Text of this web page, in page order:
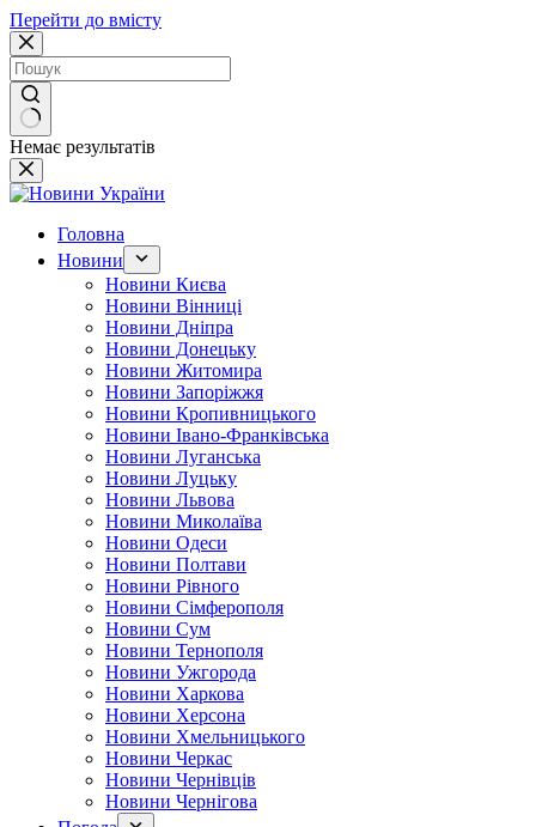
Перейти до вмісту
Немає результатів
Головна
Новини
Новини Києва
Новини Вінниці
Новини Дніпра
Новини Донецьку
Новини Житомира
Новини Запоріжжя
Новини Кропивницького
Новини Івано-Франківська
Новини Луганська
Новини Луцьку
Новини Львова
Новини Миколаїва
Новини Одеси
Новини Полтави
Новини Рівного
Новини Сімферополя
Новини Сум
Новини Тернополя
Новини Ужгорода
Новини Харкова
Новини Херсона
Новини Хмельницького
Новини Черкас
Новини Чернівців
Новини Чернігова